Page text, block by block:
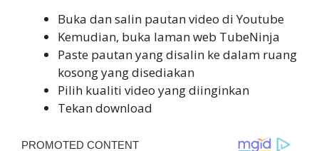
Buka dan salin pautan video di Youtube
Kemudian, buka laman web TubeNinja
Paste pautan yang disalin ke dalam ruang
kosong yang disediakan
Pilih kualiti video yang diinginkan
Tekan download